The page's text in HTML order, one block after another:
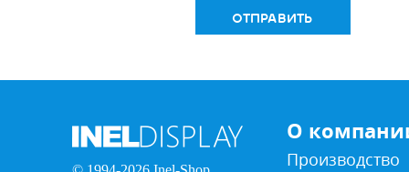
ОТПРАВИТЬ
О
Производство